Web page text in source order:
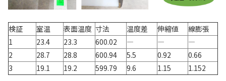
検証 室温 表面温度 寸法 温度差 伸縮値
線膨張
1
23.4 23.3 600.02 ― ―
―
2
28.7 28.8 600.94 5.5 0.92
0.66
3
19.1 19.2 599.79 9.6 1.15 1.152